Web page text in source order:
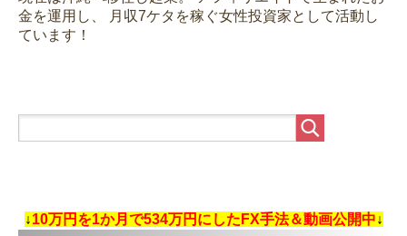
金を運用し、
月収7ケタを稼ぐ女性投資家として活動し
ています！
↓10万円を1か月で534万円にしたFX手法＆動画公開中↓